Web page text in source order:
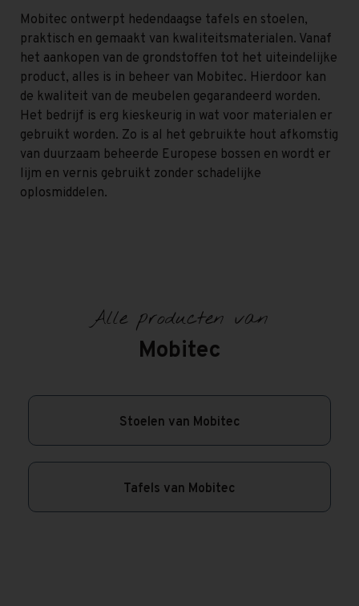
Mobitec ontwerpt hedendaagse tafels en stoelen,
praktisch en gemaakt van kwaliteitsmaterialen. Vanaf
het aankopen van de grondstoffen tot het uiteindelijke
product, alles is in beheer van Mobitec. Hierdoor kan
de kwaliteit van de meubelen gegarandeerd worden.
Het bedrijf is erg kieskeurig in wat voor materialen er
gebruikt worden. Zo is al het gebruikte hout afkomstig
van duurzaam beheerde Europese bossen en wordt er
lijm en vernis gebruikt zonder schadelijke
oplosmiddelen.
Alle producten van
Mobitec
Stoelen van Mobitec
Tafels van Mobitec